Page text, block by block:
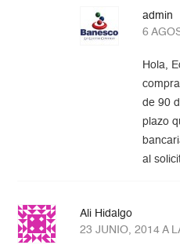
admin
6
Hola,
de 90
plazo
al
Ali Hidalgo
23 JUNIO, 2014 A